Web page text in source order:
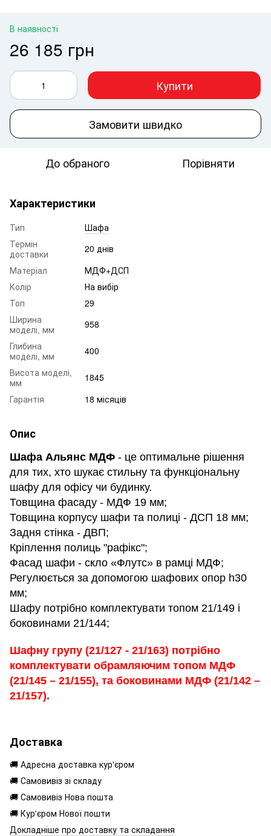
В наявності
26 185 грн
Купити
Замовити швидко
До обраного Порівняти
Характеристики
Тип
Шафа
Термін
доставки
20 днів
Матеріал
МДФ+ДСП
Колір
На вибір
Топ
29
Ширина
моделі, мм
958
Глибина
моделі, мм
400
Висота моделі,
мм
1845
Гарантія
18 місяців
Опис
Шафа Альянс МДФ - це оптимальне рішення
для тих, хто шукає стильну та функціональну
шафу для офісу чи будинку.
Товщина фасаду - МДФ 19 мм;
Товщина корпусу шафи та полиці - ДСП 18 мм;
Задня стінка - ДВП;
Кріплення полиць "рафікс";
Фасад шафи - скло «Флутс» в рамці МДФ;
Регулюється за допомогою шафових опор h30
мм;
Шафу потрібно комплектувати топом 21/149 і
боковинами 21/144;
Шафну групу (21/127 - 21/163) потрібно
комплектувати обрамляючим топом МДФ
(21/145 – 21/155), та боковинами МДФ (21/142 –
21/157).
Доставка
🚚 Адресна доставка кур'єром
🚚 Самовивіз зі складу
🚚 Самовивіз Нова пошта
🚚 Кур'єром Нової пошти
Докладніше про доставку та складання